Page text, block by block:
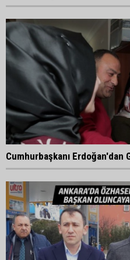
Cumhurbaşkanı Erdoğan'dan